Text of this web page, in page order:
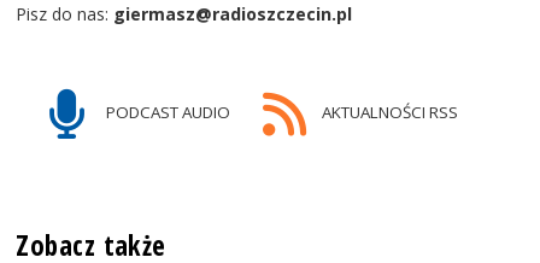
Pisz do nas: giermasz@radioszczecin.pl
PODCAST AUDIO AKTUALNOŚCI RSS
Zobacz także